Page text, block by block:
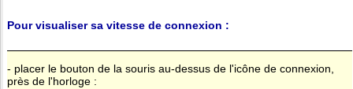
Pour visualiser sa vitesse de connexion :
- placer le bouton de la souris au-dessus de l'icône de connexion,
près de l'horloge :